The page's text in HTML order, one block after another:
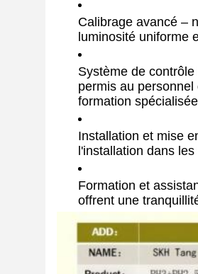
Calibrage avancé –
luminosité uniforme
Système de
permis au
formation
Installation et mise
l'installation dans
Formation et
offrent une